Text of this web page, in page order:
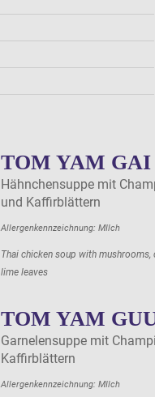
TOM YAM GAI
Hähnchensuppe mit
und Kaffirblättern
Allergenkennzeichnung: MIlch
Thai chicken soup with
lime leaves
TOM YAM
Garnelensuppe mit
Kaffirblättern
Allergenkennzeichnung: MIlch